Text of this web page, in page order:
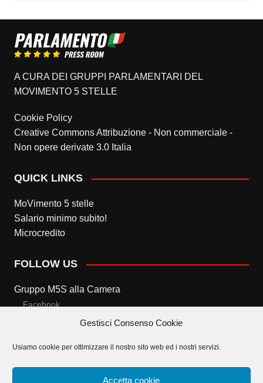
Gestisci Consenso Cookie
Usiamo cookie per ottimizzare il nostro sito web ed i nostri servizi.
Accetta cookie
A CURA DEI GRUPPI PARLAMENTARI DEL
MOVIMENTO 5 STELLE
Cookie Policy
Creative Commons Attribuzione - Non commerciale -
Non opere derivate 3.0 Italia
QUICK LINKS
MoVimento 5 stelle
Salario minimo subito!
Microcredito
FOLLOW US
Gruppo M5S alla Camera
Facebook